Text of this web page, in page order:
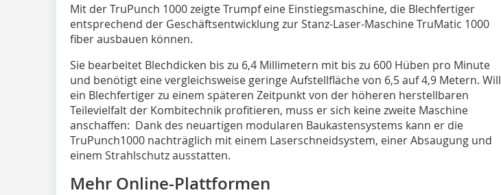
Mit der TruPunch 1000 zeigte Trumpf eine Einstiegsmaschine, die Blechfertiger
entsprechend der Geschäftsentwicklung zur Stanz-Laser-Maschine TruMatic 1000
fiber ausbauen können.
Sie bearbeitet Blechdicken bis zu 6,4 Millimetern mit bis zu 600 Hüben pro Minute
und benötigt eine vergleichsweise geringe Aufstellfläche von 6,5 auf 4,9 Metern. Will
ein Blechfertiger zu einem späteren Zeitpunkt von der höheren herstellbaren
Teilevielfalt der Kombitechnik profitieren, muss er sich keine zweite Maschine
anschaffen: Dank des neuartigen modularen Baukastensystems kann er die
TruPunch1000 nachträglich mit einem Laserschneidsystem, einer Absaugung und
einem Strahlschutz ausstatten.
Mehr Online-Plattformen